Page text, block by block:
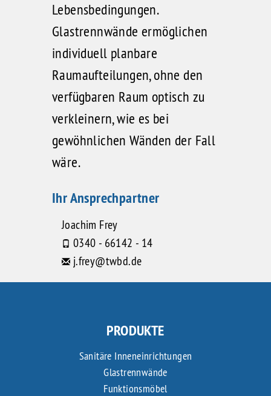
Lebensbedingungen.
Glastrennwände ermöglichen
individuell planbare
Raumaufteilungen, ohne den
verfügbaren Raum optisch zu
verkleinern, wie es bei
gewöhnlichen Wänden der Fall
wäre.
Ihr Ansprechpartner
Joachim Frey
0340 - 66142 - 14
j.frey@twbd.de
PRODUKTE
Sanitäre Inneneinrichtungen
Glastrennwände
Funktionsmöbel